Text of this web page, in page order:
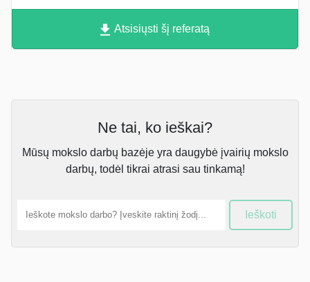
Atsisiųsti šį referatą
Ne tai, ko ieškai?
Mūsų mokslo darbų bazėje yra daugybė įvairių mokslo
darbų, todėl tikrai atrasi sau tinkamą!
Ieškoti